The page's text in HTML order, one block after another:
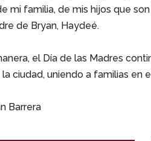
mi familia, de mis hijos que
de Bryan, Haydeé.
el Día de las Madres
la ciudad, uniendo a familias en
Barrera